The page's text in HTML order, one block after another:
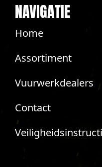
NAVIGATIE
Home
Assortiment
Vuurwerkdealers
Contact